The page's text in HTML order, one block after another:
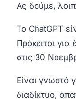
Ας δούμε,
Το ChatGPT
Πρόκειται
στις 30
Είναι γνωστό
διαδίκτυο,